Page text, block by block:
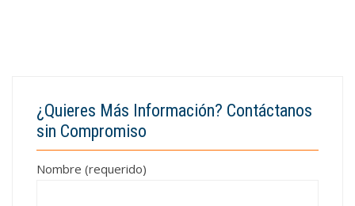
¿Quieres Más Información? Contáctanos
sin Compromiso
Nombre (requerido)